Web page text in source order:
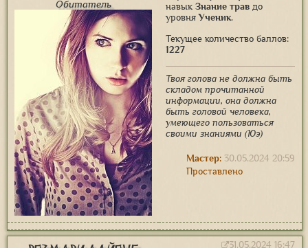
Обитатель
навык Знание трав до
уровняУченик.
Текущее количество баллов:
1227
Твоя голова не должна быть
складом прочитанной
информации, она должна
быть головой человека,
умеющего пользоваться
своими знаниями (Юэ)
30.05.2024 20:59
Мастер:
Проставлено
31.05.2024 16:47